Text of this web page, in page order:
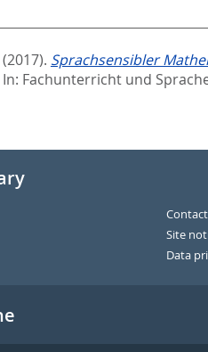
(2017). Sprachsensibler
In: Fachunterricht und
Site
Data